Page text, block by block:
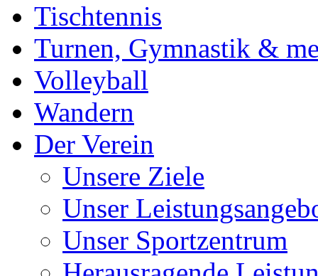
Tischtennis
Turnen, Gymnastik &
Volleyball
Wandern
Der Verein
Unsere Ziele
Unser
Unser Sportzentrum